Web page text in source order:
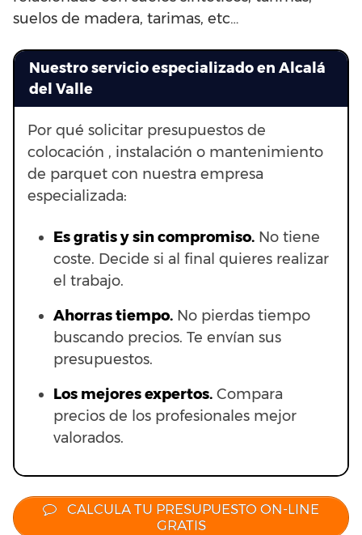
suelos de madera, tarimas, etc…
Nuestro servicio especializado en Alcalá
del Valle
Por qué solicitar presupuestos de
colocación , instalación o mantenimiento
de parquet con nuestra empresa
especializada:
Es gratis y sin compromiso. No tiene
coste. Decide si al final quieres realizar
el trabajo.
Ahorras tiempo. No pierdas tiempo
buscando precios. Te envían sus
presupuestos.
Los mejores expertos. Compara
precios de los profesionales mejor
valorados.
CALCULA TU PRESUPUESTO ON-LINE
GRATIS